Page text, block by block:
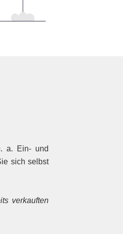
a. Ein- und
sich selbst
verkauften